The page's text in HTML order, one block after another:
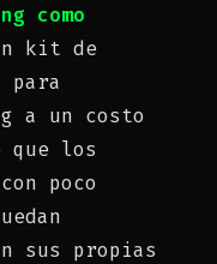
como
kit de
para
a un costo
que los
poco
sus propias